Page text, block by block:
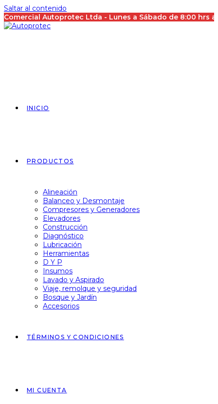
Saltar al contenido
Comercial Autoprotec Ltda - Lunes a Sábado de 8:00 hrs a
INICIO
PRODUCTOS
Alineación
Balanceo y Desmontaje
Compresores y Generadores
Elevadores
Construcción
Diagnóstico
Lubricación
Herramientas
D Y P
Insumos
Lavado y Aspirado
Viaje, remolque y seguridad
Bosque y Jardín
Accesorios
TÉRMINOS Y CONDICIONES
MI CUENTA